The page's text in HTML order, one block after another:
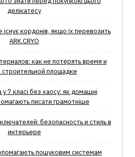
делікатесу
існує кордонів, якщо їх перевозить
ARK.CRYO
как не потерять время и
строительной площадке
у 7 класі без хаосу: як домашні
писати грамотніше
безопасность и стиль в
интерьере
пошуковим системам